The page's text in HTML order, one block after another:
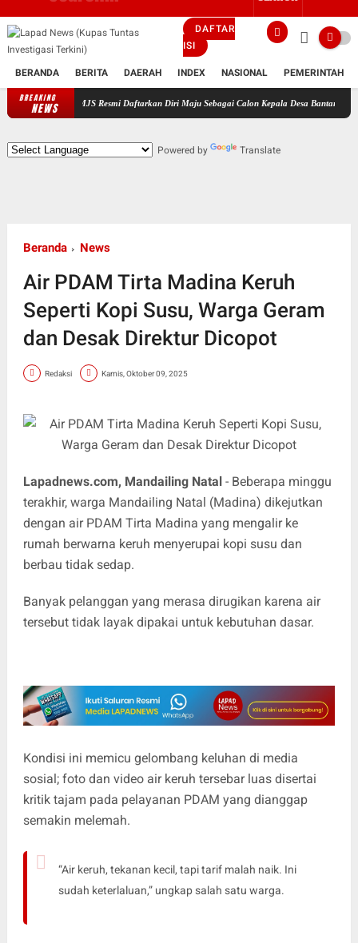
DAFTAR
ISI
BERANDA BERITA DAERAH INDEX NASIONAL PEMERINTAH
BREAKING
NEWS
MJS Resmi Daftarkan Diri Maju Sebagai Calon Kepala Desa Bantarsari Priode
Powered by Translate
Beranda News
Air PDAM Tirta Madina Keruh
Seperti Kopi Susu, Warga Geram
dan Desak Direktur Dicopot
Redaksi Kamis, Oktober 09, 2025
Lapadnews.com, Mandailing Natal- Beberapa minggu
terakhir, warga Mandailing Natal (Madina) dikejutkan
dengan air PDAM Tirta Madina yang mengalir ke
rumah berwarna keruh menyerupai kopi susu dan
berbau tidak sedap.
Banyak pelanggan yang merasa dirugikan karena air
tersebut tidak layak dipakai untuk kebutuhan dasar.
Kondisi ini memicu gelombang keluhan di media
sosial; foto dan video air keruh tersebar luas disertai
kritik tajam pada pelayanan PDAM yang dianggap
semakin melemah.
“Air keruh, tekanan kecil, tapi tarif malah naik. Ini
sudah keterlaluan,” ungkap salah satu warga.